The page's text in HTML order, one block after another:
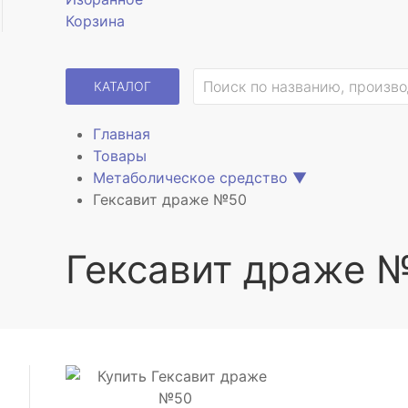
Корзина
КАТАЛОГ
Главная
Товары
Метаболическое средство ▼
Гексавит драже №50
Гексавит драже